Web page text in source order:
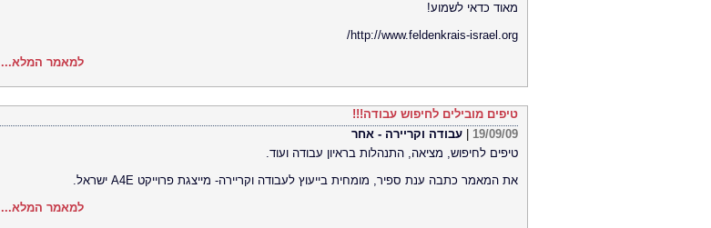
מאוד כדאי לשמוע!
http://www.feldenkrais-israel.org/
למאמר המלא...
טיפים מובילים לחיפוש עבודה!!!
19/09/09
עבודה וקריירה - אחר
טיפים לחיפוש, מציאה, התנהלות בראיון עבודה ועוד.
את המאמר כתבה ענת ספיר, מומחית בייעוץ לעבודה וקריירה- מייצגת פרוייקט A4E ישראל.
למאמר המלא...